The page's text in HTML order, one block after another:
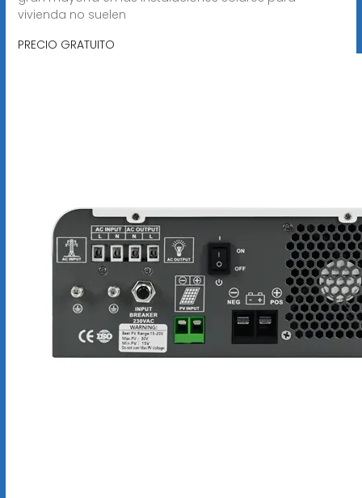
vivienda no suelen
PRECIO GRATUITO